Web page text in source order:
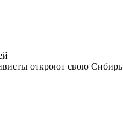
откроют свою Сибирь